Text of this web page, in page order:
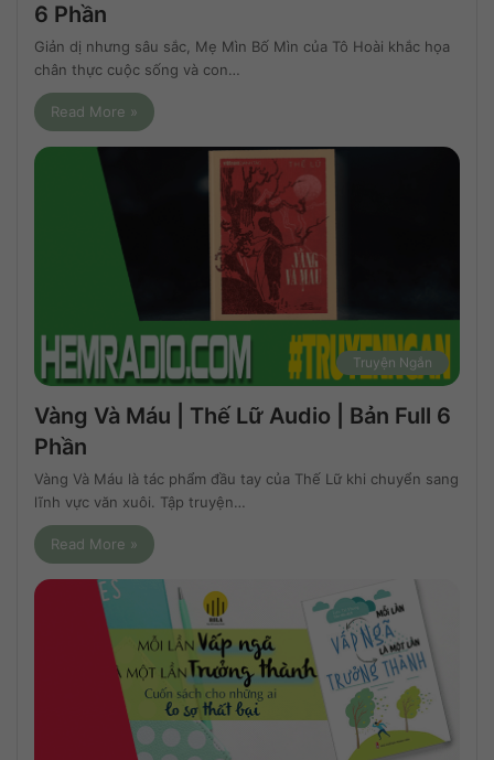
6 Phần
Giản dị nhưng sâu sắc, Mẹ Mìn Bố Mìn của Tô Hoài khắc họa
chân thực cuộc sống và con…
Read More »
Truyện Ngắn
Vàng Và Máu | Thế Lữ Audio | Bản Full 6
Phần
Vàng Và Máu là tác phẩm đầu tay của Thế Lữ khi chuyển sang
lĩnh vực văn xuôi. Tập truyện…
Read More »